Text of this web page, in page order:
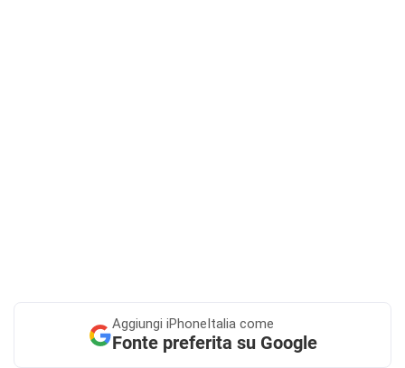
Aggiungi iPhoneItalia come
Fonte preferita su Google